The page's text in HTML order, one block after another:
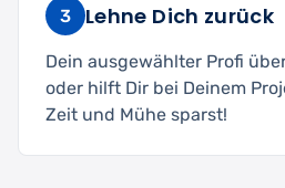
3 Lehne Dich zurück
Dein ausgewählter Profi
oder hilft Dir bei Deinem
Zeit und Mühe sparst!